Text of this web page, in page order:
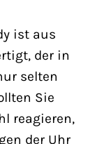
ist aus
der in
selten
Sie
reagieren,
der Uhr